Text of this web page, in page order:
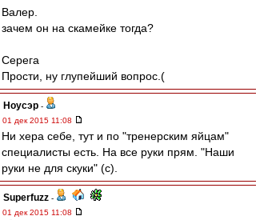
Валер.
зачем он на скамейке тогда?
Серега
Прости, ну глупейший вопрос.(
Ноусэр -
01 дек 2015 11:08
Ни хера себе, тут и по "тренерским яйцам"
специалисты есть. На все руки прям. "Наши
руки не для скуки" (с).
Superfuzz -
01 дек 2015 11:08